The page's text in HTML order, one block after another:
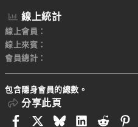
線上統計
線上會員
線上來賓
會員總計
包含隱身會員的總數。
分享此頁
FacebookBlueskyLinkedIn
Reddit